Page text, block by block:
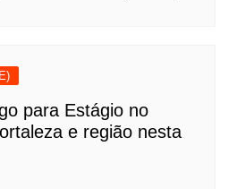
para Estágio no
e região nesta